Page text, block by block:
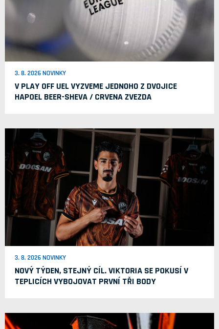
3. 8. 2026 NOVINKY
V PLAY OFF UEL VYZVEME JEDNOHO Z DVOJICE
HAPOEL BEER-SHEVA / CRVENA ZVEZDA
3. 8. 2026 NOVINKY
NOVÝ TÝDEN, STEJNÝ CÍL. VIKTORIA SE POKUSÍ V
TEPLICÍCH VYBOJOVAT PRVNÍ TŘI BODY